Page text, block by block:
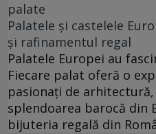
palate
Palatele și castelele
și rafinamentul regal
Palatele Europei au
Fiecare palat oferă o
pasionați de
splendoarea barocă din
bijuteria regală din